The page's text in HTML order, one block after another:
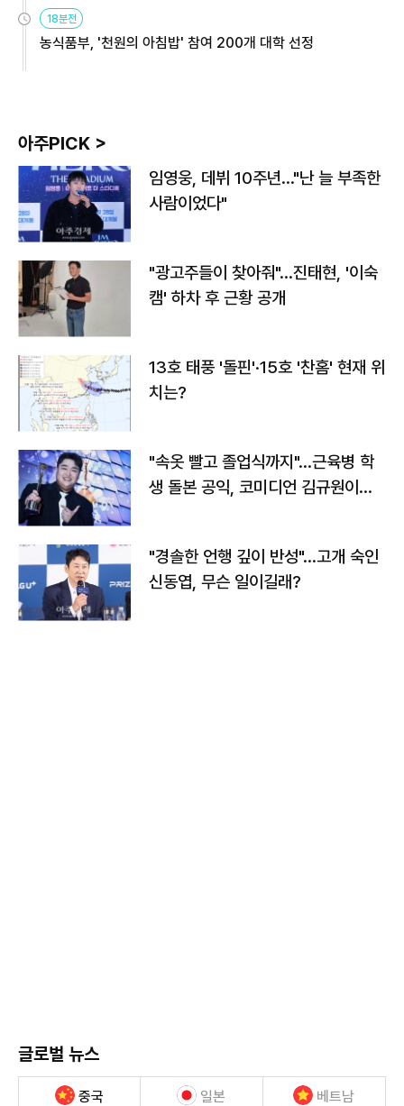
18분전
농식품부, '천원의 아침밥' 참여 200개 대학 선정
아주PICK >
임영웅, 데뷔 10주년…"난 늘 부족한
사람이었다"
"광고주들이 찾아줘"…진태현, '이숙
캠' 하차 후 근황 공개
13호 태풍 '돌핀'·15호 '찬홈' 현재 위
치는?
"속옷 빨고 졸업식까지"…근육병 학
생 돌본 공익, 코미디언 김규원이었
"경솔한 언행 깊이 반성"…고개 숙인
신동엽, 무슨 일이길래?
글로벌 뉴스
중국 일본 베트남